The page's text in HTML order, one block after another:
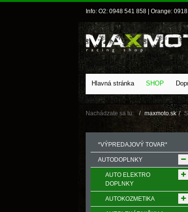
Info: O2: 0948 541 858 | Orange:
Hlavná stránka SHOP
Nachádzate sa tu: maxmoto.sk
*VÝPREDAJOVÝ TOVAR*
AUTODOPLNKY
AUTO ELEKTRO
DOPLNKY
AUTOKOZMETIKA